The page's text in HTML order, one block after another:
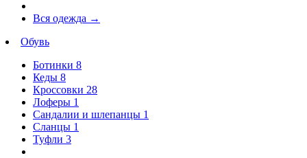
Вся одежда →
Обувь
Ботинки 8
Кеды 8
Кроссовки 28
Лоферы 1
Сандалии и шлепанцы 1
Сланцы 1
Туфли 3